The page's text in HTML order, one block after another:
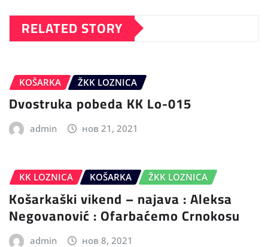
RELATED STORY
KOŠARKA ŽKK LOZNICA
Dvostruka pobeda KK Lo-015
admin нов 21, 2021
KK LOZNICA KOŠARKA ŽKK LOZNICA
Košarkaški vikend – najava : Aleksa
Negovanović : Ofarbaćemo Crnokosu
admin нов 8, 2021